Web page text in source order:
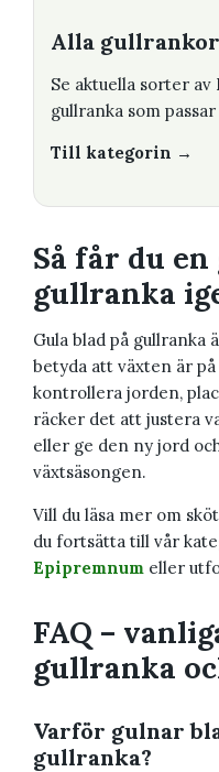
Alla gullrankor
Se aktuella sorter
gullranka som
Till kategorin →
Så får du
gullranka
Gula blad på gullranka
betyda att växten är
kontrollera jorden,
räcker det att justera
eller ge den ny jord
växtsäsongen.
Vill du läsa mer om
du fortsätta till vår
Epipremnum eller
FAQ –
gullranka
Varför gulnar
gullranka?